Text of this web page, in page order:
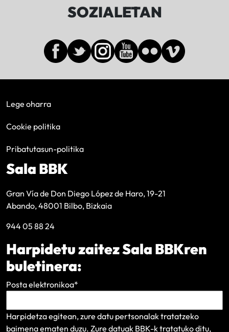
SOZIALETAN
Lege oharra
Cookie politika
Pribatutasun-politika
Sala BBK
Gran Vía de Don Diego López de Haro, 19-21
Abando, 48001 Bilbo, Bizkaia
944 05 88 24
Harpidetu zaitez Sala BBKren
buletinera:
Posta elektronikoa*
Harpidetza egitean, zure datu pertsonalak tratatzeko
baimena ematen duzu. Zure datuak BBK-k tratatuko ditu,